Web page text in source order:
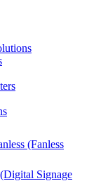
(Fanless
Signage